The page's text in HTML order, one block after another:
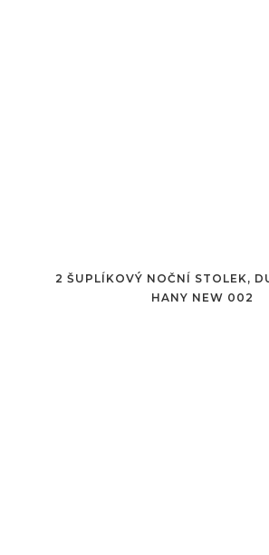
2 ŠUPLÍKOVÝ NOČNÍ STOLEK,
HANY NEW 002